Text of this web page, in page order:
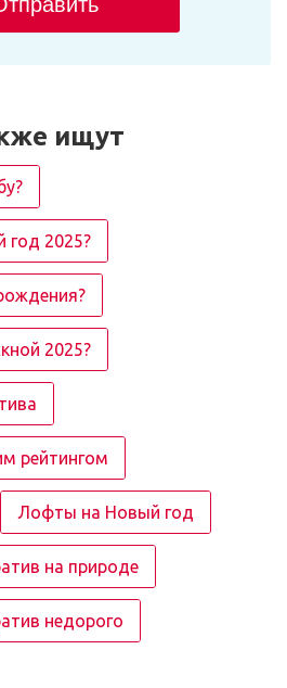
ищут
год 2025?
2025?
рейтингом
Лофты на Новый год
на природе
недорого